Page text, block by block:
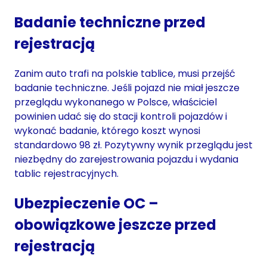
Badanie techniczne przed
rejestracją
Zanim auto trafi na polskie tablice, musi przejść
badanie techniczne. Jeśli pojazd nie miał jeszcze
przeglądu wykonanego w Polsce, właściciel
powinien udać się do stacji kontroli pojazdów i
wykonać badanie, którego koszt wynosi
standardowo 98 zł. Pozytywny wynik przeglądu jest
niezbędny do zarejestrowania pojazdu i wydania
tablic rejestracyjnych.
Ubezpieczenie OC –
obowiązkowe jeszcze przed
rejestracją